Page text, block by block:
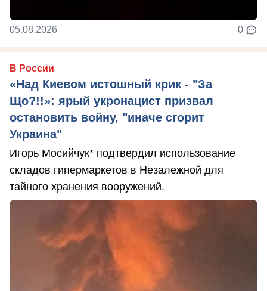
05.08.2026 0
В России
«Над Киевом истошный крик - "За
Що?!!»: ярый укронацист призвал
остановить войну, "иначе сгорит
Украина"
Игорь Мосийчук* подтвердил использование
складов гипермаркетов в Незалежной для
тайного хранения вооружений.